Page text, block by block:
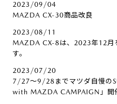
2023/09/04
MAZDA CX-30商品改良
2023/08/11
MAZDA CX-8は、2023年12月
す。
2023/07/20
7/27～9/28までマツダ自慢の
with MAZDA CAMPAIGN」開